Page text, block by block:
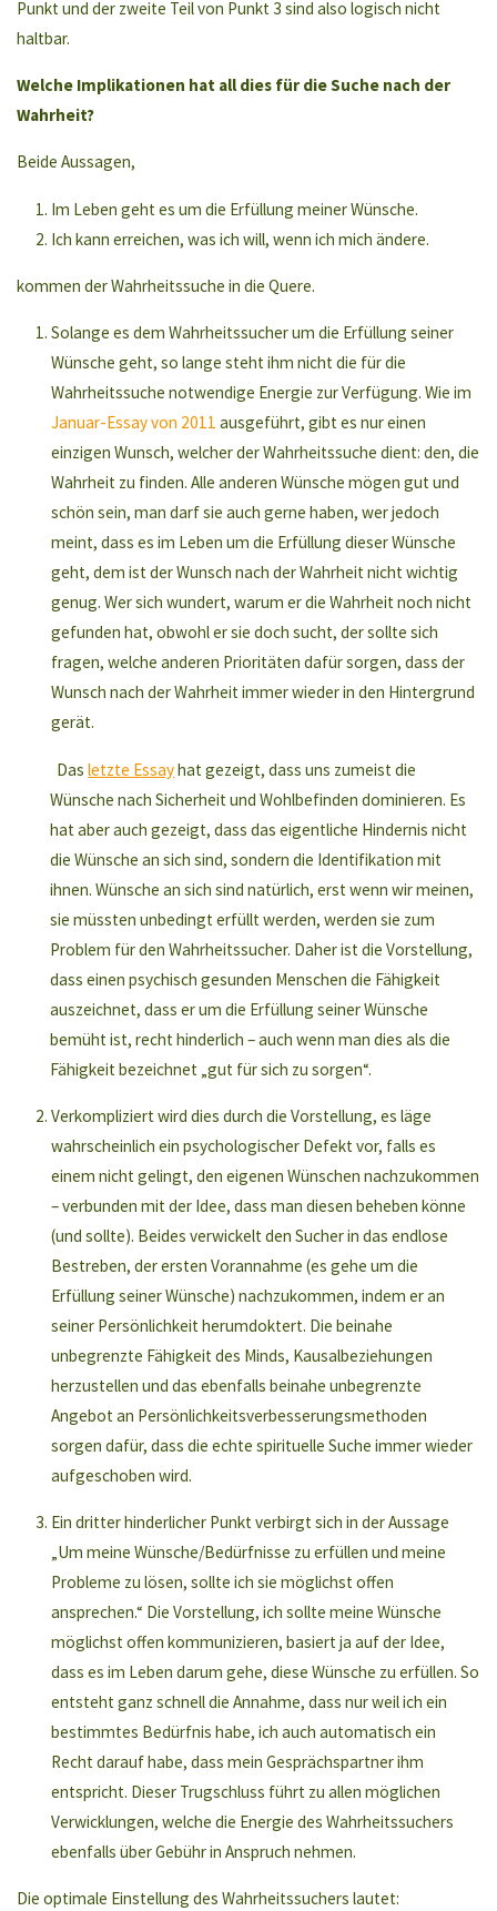
Punkt und der zweite Teil von Punkt 3 sind also logisch nicht
haltbar.
Welche Implikationen hat all dies für die Suche nach der
Wahrheit?
Beide Aussagen,
Im Leben geht es um die Erfüllung meiner Wünsche.
Ich kann erreichen, was ich will, wenn ich mich ändere.
kommen der Wahrheitssuche in die Quere.
Solange es dem Wahrheitssucher um die Erfüllung seiner
Wünsche geht, so lange steht ihm nicht die für die
Wahrheitssuche notwendige Energie zur Verfügung. Wie im
Januar-Essay von 2011 ausgeführt, gibt es nur einen
einzigen Wunsch, welcher der Wahrheitssuche dient: den, die
Wahrheit zu finden. Alle anderen Wünsche mögen gut und
schön sein, man darf sie auch gerne haben, wer jedoch
meint, dass es im Leben um die Erfüllung dieser Wünsche
geht, dem ist der Wunsch nach der Wahrheit nicht wichtig
genug. Wer sich wundert, warum er die Wahrheit noch nicht
gefunden hat, obwohl er sie doch sucht, der sollte sich
fragen, welche anderen Prioritäten dafür sorgen, dass der
Wunsch nach der Wahrheit immer wieder in den Hintergrund
gerät.
Dasletzte Essayhat gezeigt, dass uns zumeist die
Wünsche nach Sicherheit und Wohlbefinden dominieren. Es
hat aber auch gezeigt, dass das eigentliche Hindernis nicht
die Wünsche an sich sind, sondern die Identifikation mit
ihnen. Wünsche an sich sind natürlich, erst wenn wir meinen,
sie müssten unbedingt erfüllt werden, werden sie zum
Problem für den Wahrheitssucher. Daher ist die Vorstellung,
dass einen psychisch gesunden Menschen die Fähigkeit
auszeichnet, dass er um die Erfüllung seiner Wünsche
bemüht ist, recht hinderlich – auch wenn man dies als die
Fähigkeit bezeichnet „gut für sich zu sorgen“.
Verkompliziert wird dies durch die Vorstellung, es läge
wahrscheinlich ein psychologischer Defekt vor, falls es
einem nicht gelingt, den eigenen Wünschen nachzukommen
– verbunden mit der Idee, dass man diesen beheben könne
(und sollte). Beides verwickelt den Sucher in das endlose
Bestreben, der ersten Vorannahme (es gehe um die
Erfüllung seiner Wünsche) nachzukommen, indem er an
seiner Persönlichkeit herumdoktert. Die beinahe
unbegrenzte Fähigkeit des Minds, Kausalbeziehungen
herzustellen und das ebenfalls beinahe unbegrenzte
Angebot an Persönlichkeitsverbesserungsmethoden
sorgen dafür, dass die echte spirituelle Suche immer wieder
aufgeschoben wird.
Ein dritter hinderlicher Punkt verbirgt sich in der Aussage
„Um meine Wünsche/Bedürfnisse zu erfüllen und meine
Probleme zu lösen, sollte ich sie möglichst offen
ansprechen.“ Die Vorstellung, ich sollte meine Wünsche
möglichst offen kommunizieren, basiert ja auf der Idee,
dass es im Leben darum gehe, diese Wünsche zu erfüllen. So
entsteht ganz schnell die Annahme, dass nur weil ich ein
bestimmtes Bedürfnis habe, ich auch automatisch ein
Recht darauf habe, dass mein Gesprächspartner ihm
entspricht. Dieser Trugschluss führt zu allen möglichen
Verwicklungen, welche die Energie des Wahrheitssuchers
ebenfalls über Gebühr in Anspruch nehmen.
Die optimale Einstellung des Wahrheitssuchers lautet: